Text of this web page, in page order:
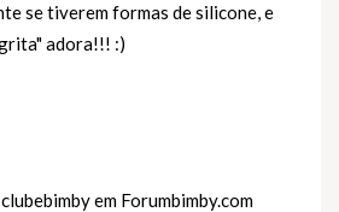
se tiverem formas de silicone, e
adora!!! :)
em Forumbimby.com